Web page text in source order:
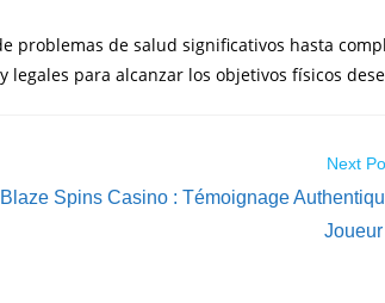
problemas de salud significativos hasta
para alcanzar los objetivos físicos
Next
Spins Casino : Témoignage